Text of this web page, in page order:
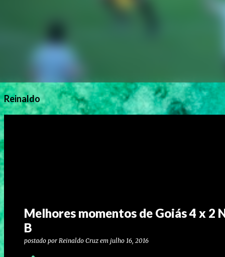
Reinaldo
Melhores momentos de Goiás 4 x 2
B
postado por Reinaldo Cruz em julho 16, 2016